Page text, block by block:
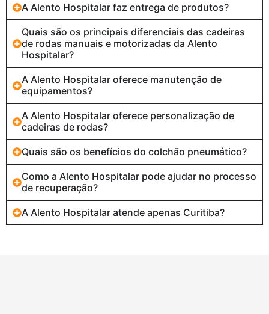
A Alento Hospitalar faz entrega de produtos?
Quais são os principais diferenciais das cadeiras
de rodas manuais e motorizadas da Alento
Hospitalar?
A Alento Hospitalar oferece manutenção de
equipamentos?
A Alento Hospitalar oferece personalização de
cadeiras de rodas?
Quais são os benefícios do colchão pneumático?
Como a Alento Hospitalar pode ajudar no processo
de recuperação?
A Alento Hospitalar atende apenas Curitiba?